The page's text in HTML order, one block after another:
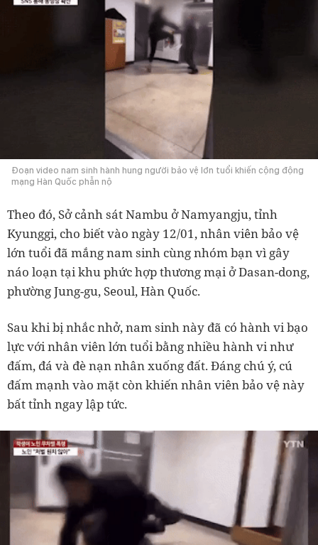
Đoạn video nam sinh hành hung người bảo vệ lớn tuổi khiến cộng động
mạng Hàn Quốc phẫn nộ
Theo đó, Sở cảnh sát Nambu ở Namyangju, tỉnh
Kyunggi, cho biết vào ngày 12/01, nhân viên bảo vệ
lớn tuổi đã mắng nam sinh cùng nhóm bạn vì gây
náo loạn tại khu phức hợp thương mại ở Dasan-dong,
phường Jung-gu, Seoul, Hàn Quốc.
Sau khi bị nhắc nhở, nam sinh này đã có hành vi bạo
lực với nhân viên lớn tuổi bằng nhiều hành vi như
đấm, đá và đè nạn nhân xuống đất. Đáng chú ý, cú
đấm mạnh vào mặt còn khiến nhân viên bảo vệ này
bất tỉnh ngay lập tức.